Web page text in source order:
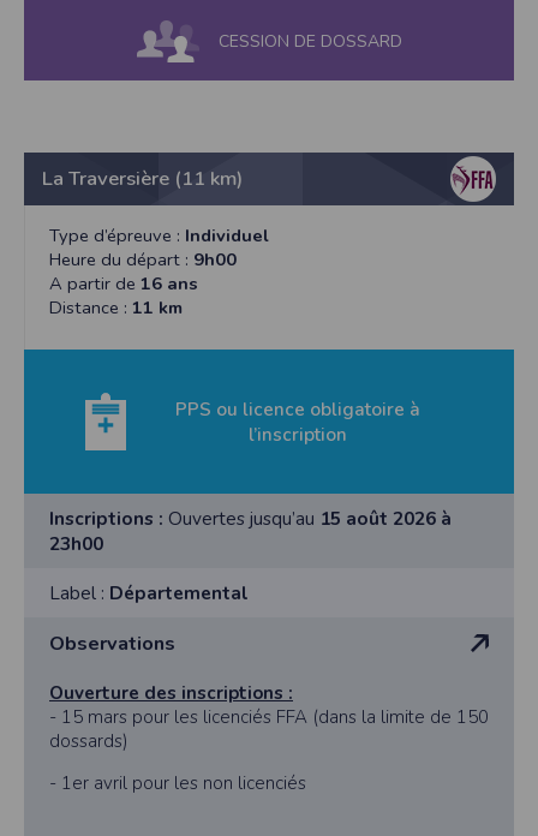
CESSION DE DOSSARD
La Traversière (11 km)
Type d’épreuve : Individuel
Heure du départ : 9h00
A partir de 16 ans
Distance : 11 km
PPS ou licence obligatoire à
l’inscription
Inscriptions : Ouvertes jusqu’au 15 août 2026 à
23h00
Label : Départemental
Observations
Ouverture des inscriptions :
- 15 mars pour les licenciés FFA (dans la limite de 150
dossards)
- 1er avril pour les non licenciés